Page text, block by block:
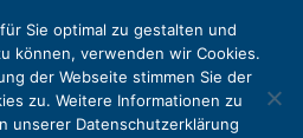
0331 - 240544
Sie optimal zu gestalten und
können, verwenden wir Cookies.
der Webseite stimmen Sie der
zu. Weitere Informationen zu
unserer Datenschutzerklärung